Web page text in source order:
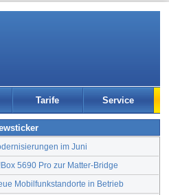
Tarife Service
im Juni
5690 Pro zur Matter-Bridge
Mobilfunkstandorte in Betrieb